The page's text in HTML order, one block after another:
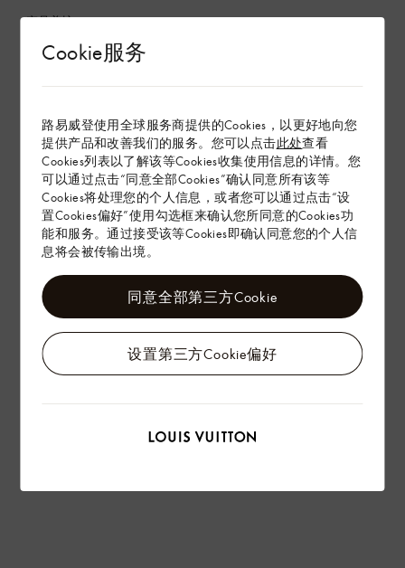
Cookie服务
路易威登使用全球服务商提供的Cookies，以更好地向您
提供产品和改善我们的服务。您可以点击此处查看
Cookies列表以了解该等Cookies收集使用信息的详情。您
可以通过点击“同意全部Cookies”确认同意所有该等
Cookies将处理您的个人信息，或者您可以通过点击“设
置Cookies偏好”使用勾选框来确认您所同意的Cookies功
能和服务。通过接受该等Cookies即确认同意您的个人信
息将会被传输出境。
设置第三方Cookie偏好
同意全部第三方Cookie
产品养护
在专卖店内探索
配送 & 退货
赠礼